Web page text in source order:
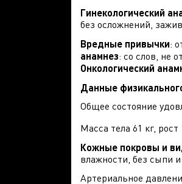
Гинекологический
без осложнений,
Вредные привычки:
анамнез: со слов, не
Онкологический
Данные
Общее состояние
Масса тела 61 кг,
Кожные покровы и
влажности, без сыпи
Артериальное